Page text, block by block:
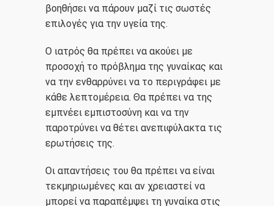
βοηθήσει να πάρουν μαζί τις σωστές
επιλογές για την υγεία της.
Ο ιατρός θα πρέπει να ακούει με
προσοχή το πρόβλημα της γυναίκας και
να την ενθαρρύνει να το περιγράφει με
κάθε λεπτομέρεια. Θα πρέπει να της
εμπνέει εμπιστοσύνη και να την
παροτρύνει να θέτει ανεπιφύλακτα τις
ερωτήσεις της.
Οι απαντήσεις του θα πρέπει να είναι
τεκμηριωμένες και αν χρειαστεί να
μπορεί να παραπέμψει τη γυναίκα στις
2107220444